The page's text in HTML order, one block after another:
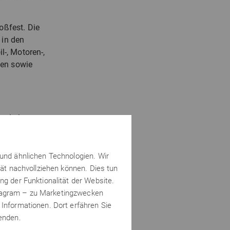
Die
den
, Motoren-,
sowie
kommen
oder
ausgesetzt sind;
Kraftstoffleitungen
ähnlichen Technologien. Wir
nachvollziehen können. Dies tun
der Funktionalität der Website.
– zu Marketingzwecken
Dort erfähren Sie